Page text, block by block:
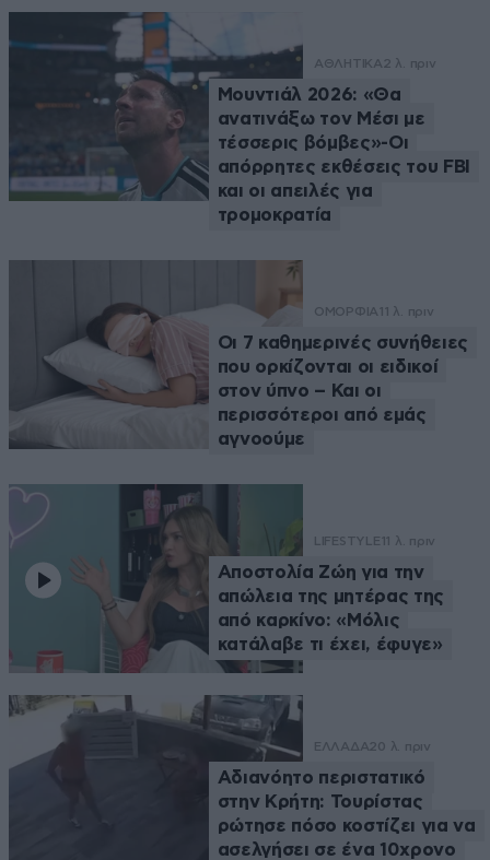
ΑΘΛΗΤΙΚΑ2 λ. πριν
Μουντιάλ 2026: «Θα
ανατινάξω τον Μέσι με
τέσσερις βόμβες»-Οι
απόρρητες εκθέσεις του FBI
και οι απειλές για
τρομοκρατία
ΟΜΟΡΦΙΑ 11 λ. πριν
Οι 7 καθημερινές συνήθειες
που ορκίζονται οι ειδικοί
στον ύπνο – Και οι
περισσότεροι από εμάς
αγνοούμε
LIFESTYLE 11 λ. πριν
Αποστολία Ζώη για την
απώλεια της μητέρας της
από καρκίνο: «Μόλις
κατάλαβε τι έχει, έφυγε»
ΕΛΛΑΔΑ20 λ. πριν
Αδιανόητο περιστατικό
στην Κρήτη: Τουρίστας
ρώτησε πόσο κοστίζει για να
ασελγήσει σε ένα 10χρονο